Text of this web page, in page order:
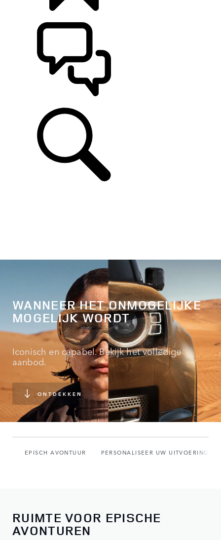
WANNEER HET ONMOGELIJKE
MOGELIJK WORDT
Iconisch en capabel. Bekijk het volledige
aanbod.
ONTDEKKEN
EPISCH AVONTUUR PERSONALISEER UW UITVOERING
RUIMTE VOOR EPISCHE
AVONTUREN